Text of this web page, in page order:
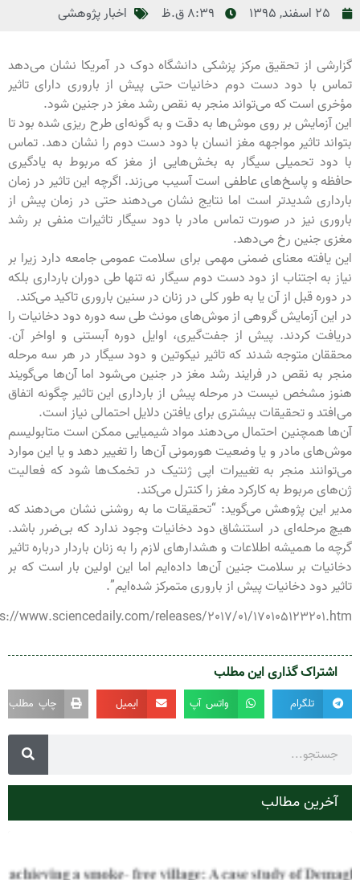
25 اسفند, 1395 8:39 ق.ظ اخبار پژوهشی
از تحقیق مرکز پزشکی دانشگاه دوک در آمریکا نشان می‌دهد
با دود دست دوم دخانیات حتی پیش از باروری دارای تاثیر
است که می‌تواند منجر به نقص رشد مغز در جنین شود.
آزمایش بر روی موش‌ها به دقت و به گونه‌ای طرح ریزی شده بود تا
تاثیر مواجهه مغز انسان با دود دست دوم را نشان دهد. تماس
تحمیلی سیگار به بخش‌هایی از مغز که مربوط به یادگیری
و پاسخ‌های عاطفی است آسیب می‌زند. اگرچه این تاثیر در زمان
شدیدتر است اما نتایج نشان می‌دهند حتی در زمان پیش از
نیز در صورت تماس مادر با دود سیگار تاثیرات منفی بر رشد
جنین رخ می‌دهد.
یافته معنای ضمنی مهمی برای سلامت عمومی جامعه دارد زیرا بر
به اجتناب از دود دست دوم سیگار نه تنها طی دوران بارداری بلکه
قبل از آن یا به طور کلی در زنان در سنین باروری تاکید می‌کند.
آزمایش گروهی از موش‌های مونث طی سه دوره دود دخانیات را
کردند. پیش از جفت‌گیری، اوایل دوره آبستنی و اواخر آن.
متوجه شدند که تاثیر نیکوتین و دود سیگار در هر سه مرحله
به نقص در فرایند رشد مغز در جنین می‌شود اما آن‌ها می‌گویند
مشخص نیست در مرحله پیش از بارداری این تاثیر چگونه اتفاق
و تحقیقات بیشتری برای یافتن دلایل احتمالی نیاز است.
همچنین احتمال می‌دهند مواد شیمیایی ممکن است متابولیسم
مادر و یا وضعیت هورمونی آن‌ها را تغییر دهد و یا این موارد
منجر به تغییرات اپی ژنتیک در تخمک‌ها شود که فعالیت
مربوط به کارکرد مغز را کنترل می‌کند.
این پژوهش می‌گوید: “تحقیقات ما به روشنی نشان می‌دهند که
مرحله‌ای در استنشاق دود دخانیات وجود ندارد که بی‌ضرر باشد.
ما همیشه اطلاعات و هشدارهای لازم را به زنان باردار درباره تاثیر
بر سلامت جنین آن‌ها داده‌ایم اما این اولین بار است که بر
دود دخانیات پیش از باروری متمرکز شده‌ایم”.
https://www.sciencedaily.com/releases/2017/01/
اشتراک گذاری این مطلب
تلگرام واتس آپ ایمیل چاپ مطلب
آخرین مطالب